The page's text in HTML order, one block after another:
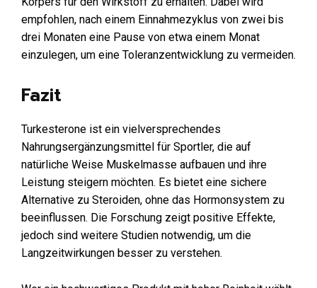
empfohlen, nach einem Einnahmezyklus von zwei bis
drei Monaten eine Pause von etwa einem Monat
einzulegen, um eine Toleranzentwicklung zu vermeiden.
Fazit
Turkesterone ist ein vielversprechendes
Nahrungsergänzungsmittel für Sportler, die auf
natürliche Weise Muskelmasse aufbauen und ihre
Leistung steigern möchten. Es bietet eine sichere
Alternative zu Steroiden, ohne das Hormonsystem zu
beeinflussen. Die Forschung zeigt positive Effekte,
jedoch sind weitere Studien notwendig, um die
Langzeitwirkungen besser zu verstehen.